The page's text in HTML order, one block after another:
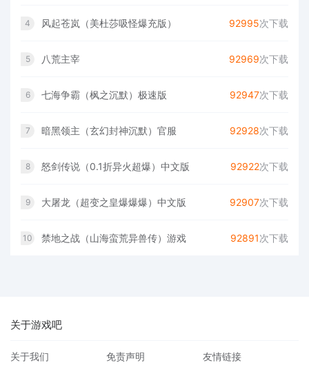
4 风起苍岚（美杜莎吸怪爆充版） 92995次下载
5 八荒主宰 92969次下载
6 七海争霸（枫之沉默）极速版 92947次下载
7 暗黑领主（玄幻封神沉默）官服 92928次下载
8 怒剑传说（0.1折异火超爆）中文版 92922次下载
9 大屠龙（超变之皇爆爆爆）中文版 92907次下载
10 禁地之战（山海蛮荒异兽传）游戏 92891次下载
关于游戏吧
关于我们 免责声明 友情链接